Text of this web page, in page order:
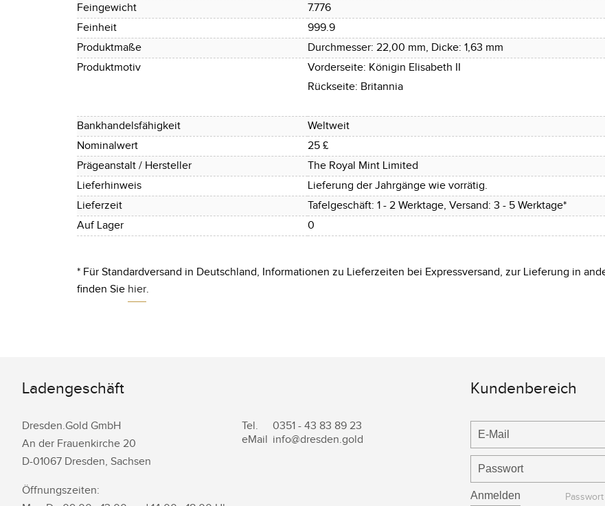
Feingewicht
7.776
Feinheit
999.9
Produktmaße
Durchmesser: 22,00 mm, Dicke: 1,63 mm
Produktmotiv
Vorderseite: Königin Elisabeth II
Rückseite: Britannia
Bankhandelsfähigkeit
Weltweit
Nominalwert
25 £
Prägeanstalt / Hersteller
The Royal Mint Limited
Lieferhinweis
Lieferung der Jahrgänge wie vorrätig.
Lieferzeit
Tafelgeschäft: 1 - 2 Werktage, Versand: 3 - 5 Werktage*
Auf Lager
0
* Für Standardversand in Deutschland, Informationen zu Lieferzeiten bei Expressversand, zur Lieferung in
finden Sie hier.
Ladengeschäft
Dresden.Gold GmbH
An der Frauenkirche 20
D-01067 Dresden, Sachsen
Öffnungszeiten:
Tel. 0351 - 43 83 89 23
eMail info@dresden.gold
Kundenbereich